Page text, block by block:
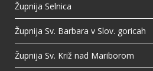
Župnija Selnica
Župnija Sv. Barbara v Slov. goricah
Župnija Sv. Križ nad Mariborom